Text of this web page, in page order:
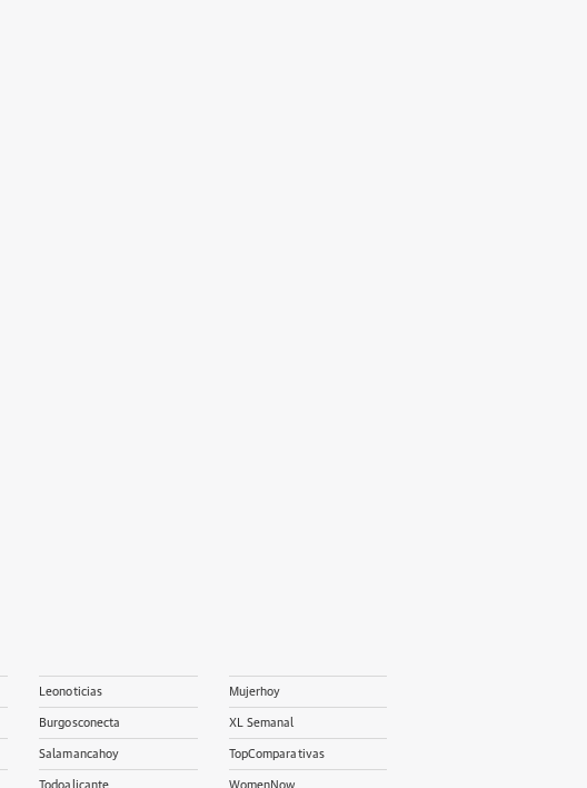
Leonoticias
Burgosconecta
Salamancahoy
Todoalicante
Mujerhoy
XL Semanal
TopComparativas
WomenNow